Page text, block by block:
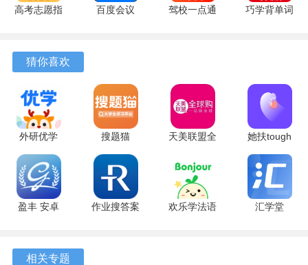
1.互动学习：通过互动式游戏和练习，提高学习者的参与度
2.定制化学习：根据用户的学习进度和偏好，提供个性化的
3.多语言支持：提供多种语言的学习资源，满足不同用户的
需求。
4.实时反馈：在学习过程中提供即时反馈，帮助用户及时纠
正错误。
5.进度追踪：记录用户的学习进度，帮助用户跟踪自己的学
6.社区交流：提供社区功能，让用户可以与其他学习者交流
高考志愿指
百度会议
驾校一点通
巧学背单词
猜你喜欢
外研优学
5.19.5 官方
版
搜题猫
1.5.2 安卓
版
天美联盟全
安卓版
她扶tough
v2.2.4 安卓
版
盈丰 安卓
作业搜答案
欢乐学法语
汇学堂
相关专题